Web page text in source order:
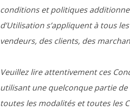
conditions et politiques
d’Utilisation s’appliquent à tous
vendeurs, des clients, des
Veuillez lire attentivement ces
utilisant une quelconque partie de
toutes les modalités et toutes les